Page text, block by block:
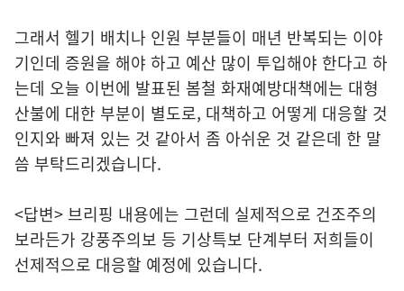
그래서 헬기 배치나 인원 부분들이 매년 반복되는 이야
기인데 증원을 해야 하고 예산 많이 투입해야 한다고 하
는데 오늘 이번에 발표된 봄철 화재예방대책에는 대형
산불에 대한 부분이 별도로, 대책하고 어떻게 대응할 것
인지와 빠져 있는 것 같아서 좀 아쉬운 것 같은데 한 말
씀 부탁드리겠습니다.
<답변> 브리핑 내용에는 그런데 실제적으로 건조주의
보라든가 강풍주의보 등 기상특보 단계부터 저희들이
선제적으로 대응할 예정에 있습니다.